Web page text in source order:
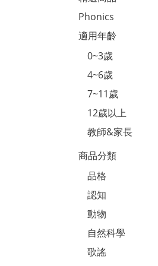
Phonics
適用年齡
0~3歲
4~6歲
7~11歲
12歲以上
教師&家長
商品分類
品格
認知
動物
自然科學
歌謠